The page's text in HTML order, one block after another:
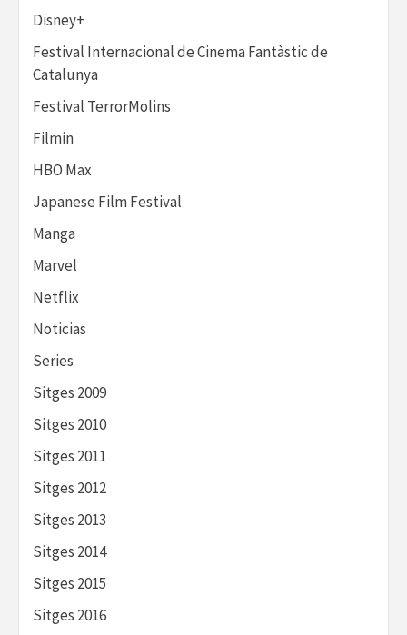
Disney+
Festival Internacional de Cinema Fantàstic de
Catalunya
Festival TerrorMolins
Filmin
HBO Max
Japanese Film Festival
Manga
Marvel
Netflix
Noticias
Series
Sitges 2009
Sitges 2010
Sitges 2011
Sitges 2012
Sitges 2013
Sitges 2014
Sitges 2015
Sitges 2016